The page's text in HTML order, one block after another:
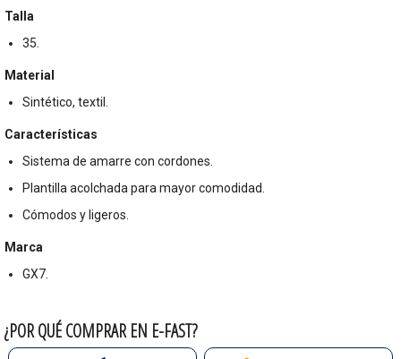
Talla
35.
Material
Sintético, textil.
Características
Sistema de amarre con cordones.
Plantilla acolchada para mayor comodidad.
Cómodos y ligeros.
Marca
GX7.
¿POR QUÉ COMPRAR EN E-FAST?